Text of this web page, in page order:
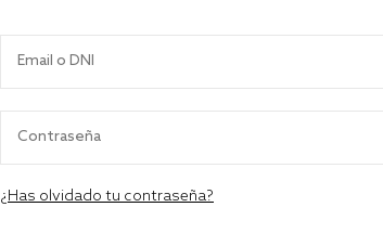
¿Has olvidado tu contraseña?